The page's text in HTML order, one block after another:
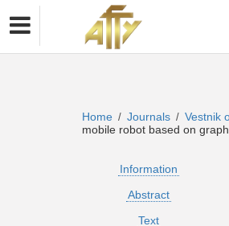
Home / Journals / Vestnik
mobile robot based on
Information
Abstract
Text